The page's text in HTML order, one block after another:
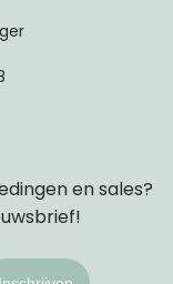
en sales?